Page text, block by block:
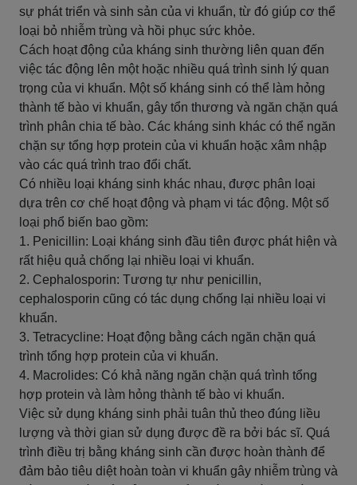
sự phát triển và sinh sản của vi khuẩn, từ đó giúp cơ thể
loại bỏ nhiễm trùng và hồi phục sức khỏe.
Cách hoạt động của kháng sinh thường liên quan đến
việc tác động lên một hoặc nhiều quá trình sinh lý quan
trọng của vi khuẩn. Một số kháng sinh có thể làm hỏng
thành tế bào vi khuẩn, gây tổn thương và ngăn chặn quá
trình phân chia tế bào. Các kháng sinh khác có thể ngăn
chặn sự tổng hợp protein của vi khuẩn hoặc xâm nhập
vào các quá trình trao đổi chất.
Có nhiều loại kháng sinh khác nhau, được phân loại
dựa trên cơ chế hoạt động và phạm vi tác động. Một số
loại phổ biến bao gồm:
1. Penicillin: Loại kháng sinh đầu tiên được phát hiện và
rất hiệu quả chống lại nhiều loại vi khuẩn.
2. Cephalosporin: Tương tự như penicillin,
cephalosporin cũng có tác dụng chống lại nhiều loại vi
khuẩn.
3. Tetracycline: Hoạt động bằng cách ngăn chặn quá
trình tổng hợp protein của vi khuẩn.
4. Macrolides: Có khả năng ngăn chặn quá trình tổng
hợp protein và làm hỏng thành tế bào vi khuẩn.
Việc sử dụng kháng sinh phải tuân thủ theo đúng liều
lượng và thời gian sử dụng được đề ra bởi bác sĩ. Quá
trình điều trị bằng kháng sinh cần được hoàn thành để
đảm bảo tiêu diệt hoàn toàn vi khuẩn gây nhiễm trùng và